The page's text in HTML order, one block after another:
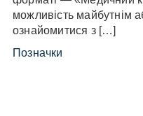
можливість майбутнім
ознайомитися з […]
Позначки